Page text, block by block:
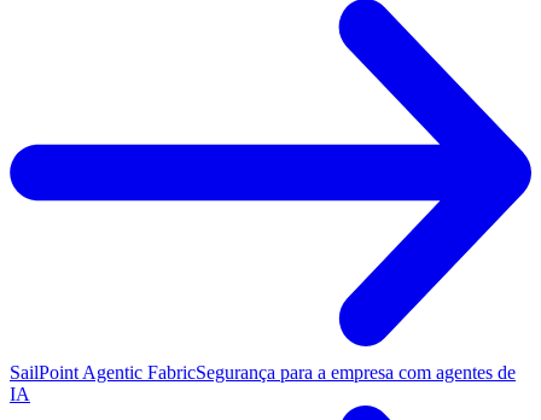
SailPoint Agentic FabricSegurança para a empresa com agentes de
IA